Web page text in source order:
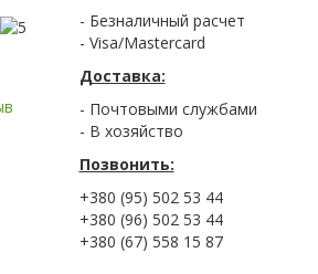
- Безналичный расчет
- Visa/Mastercard
Доставка:
- Почтовыми службами
- В хозяйство
Позвонить:
+380 (95) 502 53 44
+380 (96) 502 53 44
+380 (67) 558 15 87